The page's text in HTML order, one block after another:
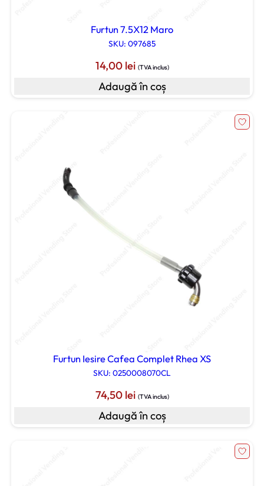
Furtun 7.5X12 Maro
SKU: 097685
14,00 lei (TVA inclus)
Adaugă în coș
Furtun Iesire Cafea Complet Rhea XS
SKU: 0250008070CL
74,50 lei (TVA inclus)
Adaugă în coș